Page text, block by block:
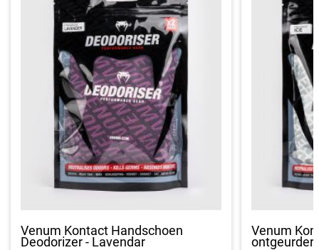
Venum Kontact Handschoen
Deodorizer - Lavendar
Venum
ontgeurder